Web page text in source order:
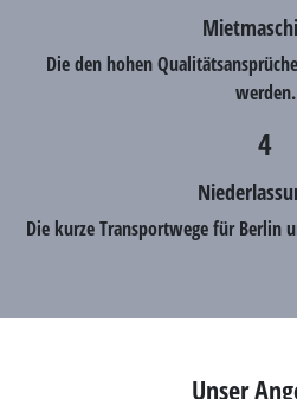
Die den hohen
werden.
4
Die kurze Transportwege für Berlin
Unser